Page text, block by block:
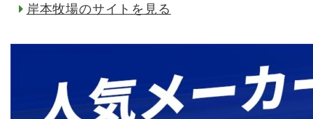
岸本牧場のサイトを見る